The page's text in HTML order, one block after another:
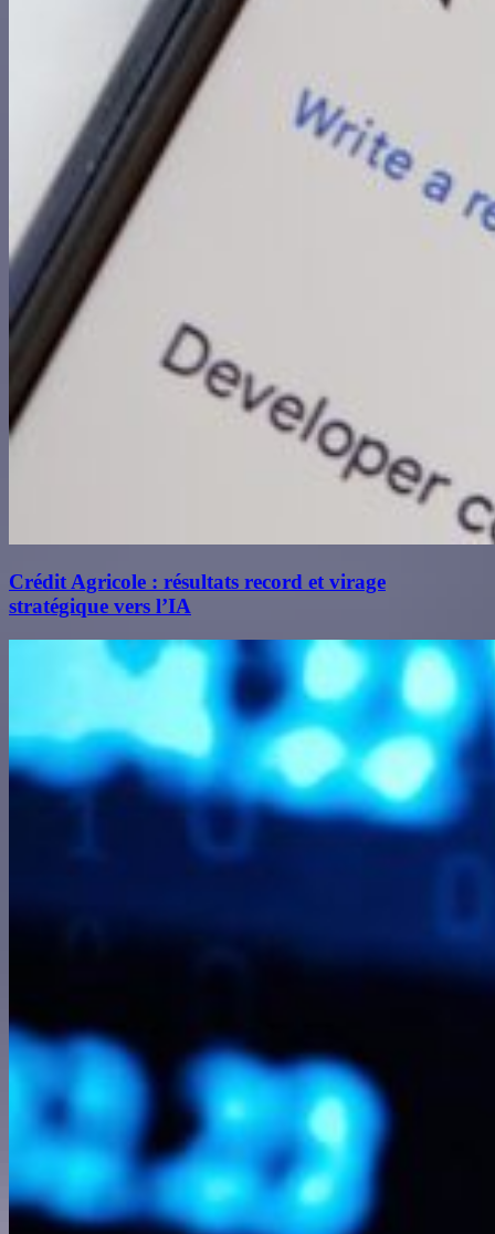
Crédit Agricole : résultats record et virage
stratégique vers l’IA